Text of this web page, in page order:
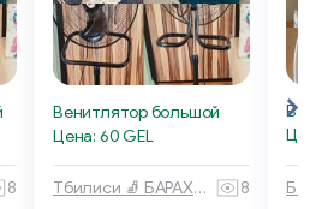
8
Венитлятор большой
Цена: 60 GEL
Тбилиси 🧦 БАРАХОЛКА
8